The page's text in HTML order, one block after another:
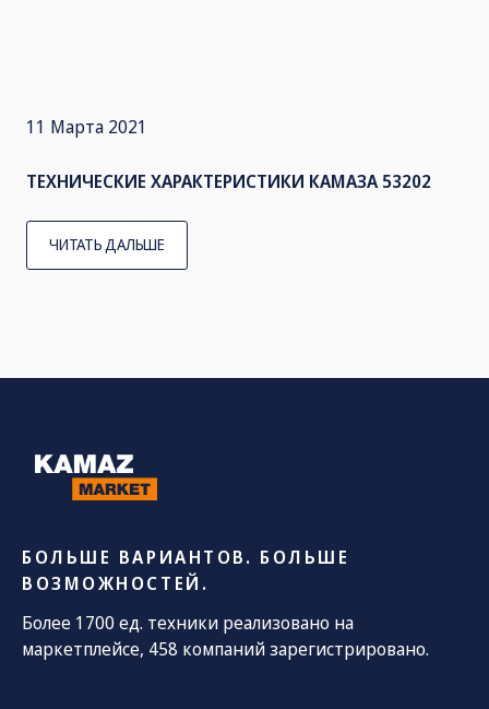
11 Марта 2021
ТЕХНИЧЕСКИЕ ХАРАКТЕРИСТИКИ КАМАЗА 53202
ЧИТАТЬ ДАЛЬШЕ
БОЛЬШЕ ВАРИАНТОВ. БОЛЬШЕ
ВОЗМОЖНОСТЕЙ.
Более 1700 ед. техники реализовано на
маркетплейсе, 458 компаний зарегистрировано.